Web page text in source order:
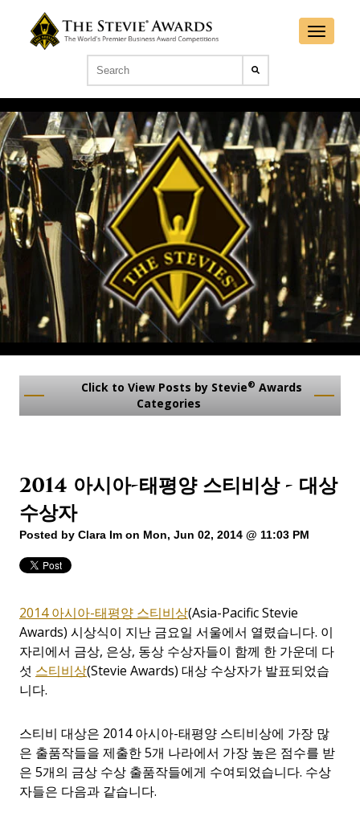
Click to View Posts by Stevie® Awards
Categories
2014 아시아-태평양 스티비상 - 대상
수상자
Posted by Clara Im on Mon, Jun 02, 2014 @ 11:03 PM
2014 아시아-태평양 스티비상(Asia-Pacific Stevie
Awards) 시상식이 지난 금요일 서울에서 열렸습니다. 이
자리에서 금상, 은상, 동상 수상자들이 함께 한 가운데 다
섯 스티비상(Stevie Awards) 대상 수상자가 발표되었습
니다.
스티비 대상은 2014 아시아-태평양 스티비상에 가장 많
은 출품작들을 제출한 5개 나라에서 가장 높은 점수를 받
은 5개의 금상 수상 출품작들에게 수여되었습니다. 수상
자들은 다음과 같습니다.